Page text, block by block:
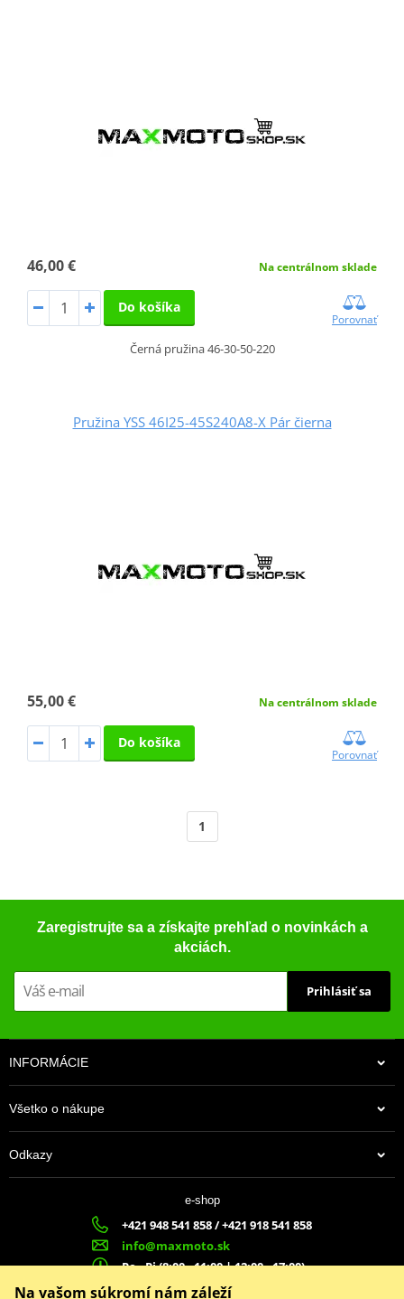
46,00 € Na centrálnom sklade
Do košíka
Porovnať
Černá pružina 46-30-50-220
Pružina YSS 46I25-45S240A8-X Pár čierna
55,00 € Na centrálnom sklade
Do košíka
Porovnať
1
Zaregistrujte sa a získajte prehľad o novinkách a
akciách.
Prihlásiť sa
INFORMÁCIE
Všetko o nákupe
Odkazy
e-shop
+421 948 541 858 / +421 918 541 858
info@maxmoto.sk
Po - Pi (8:00 - 11:00 | 12:00 - 17:00)
MAX
MOTO s.r.o.
Na vašom súkromí nám záleží